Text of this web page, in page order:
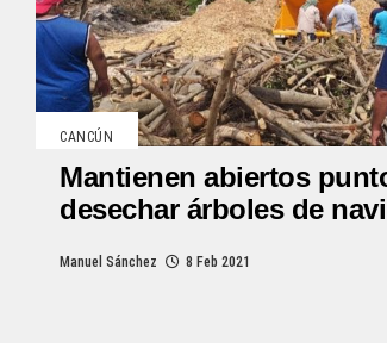
CANCÚN
Mantienen abiertos
desechar árboles de
Manuel Sánchez 8 Feb 2021